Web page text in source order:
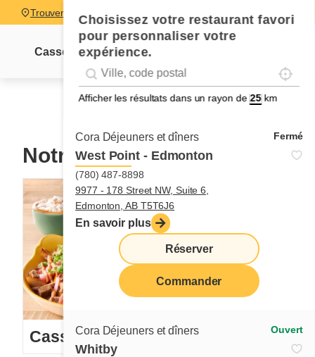
Choisissez votre restaurant favori
pour personnaliser votre
expérience.
Geolocation
Géolocalisation
Afficher les résultats dans un rayon de km
Cora Déjeuners et dîners Fermé
West Point - Edmonton
(780) 487-8898
9977 - 178 Street NW, Suite 6,
Edmonton, AB T5T6J6
En savoir plus
Réserver
Commander
Cora Déjeuners et dîners Ouvert
Whitby
Trouver un restaurant
Cassolettes Sucrés-salés
Notre menu
Cassolettes